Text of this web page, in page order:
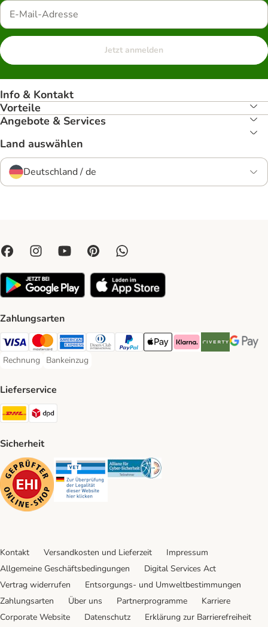
Jetzt anmelden
Info & Kontakt
Vorteile
Angebote & Services
Land auswählen
Deutschland / de
Zahlungsarten
Visa Payment Method
Mastercard Payment Method
American Express Payment Method
Diners Club Payment Method
PayPal Payment Method
Apple Pay Payment Method
Klarna Payment Method
Riverty Payment
Google
Rechnung
Rechnung Payment Method
Bankeinzug
Bankeinzug Payment Method
Lieferservice
DHL Shipping Method
Sicherheit
Security Security Security
Kontakt Versandkosten und Lieferzeit
Impressum
Allgemeine Geschäftsbedingungen
Digital Services Act
Vertrag widerrufen
Entsorgungs- und Umweltbestimmungen
Zahlungsarten
Über uns Partnerprogramme
Karriere
Corporate Website
Datenschutz Erklärung zur Barrierefreiheit